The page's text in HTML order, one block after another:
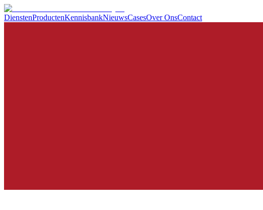
DienstenProductenKennisbankNieuwsCasesOver OnsContact